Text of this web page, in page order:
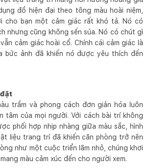
đồ hiện đại theo tông màu hoài niệm,
cho bạn một cảm giác rất khó tả. Nó có
nhưng cũng không sến súa. Nó có chút gì
cảm giác hoài cổ. Chính cái cảm giác là
bức ảnh đã khiến nó được yêu thích đến
trầm và phong cách đơn giản hóa luôn
tâm của mọi người. Với cách bài trí không
phối hợp nhịp nhàng giữa màu sắc, hình
liệu trang trí đã khiến căn phòng trở nên
như một cuộc triển lãm nhỏ, chúng khơi
màu cảm xúc đến cho người xem.